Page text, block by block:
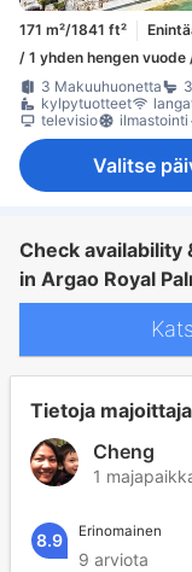
171 m²/1841 ft²
/ 1 yhden hengen vuode
3 Makuuhuonetta
kylpytuotteet
televisio
ilmastointi
Valitse
Check availability
in Argao Royal
Tietoja
Cheng
1
8.9 Erinomainen
9 arviota